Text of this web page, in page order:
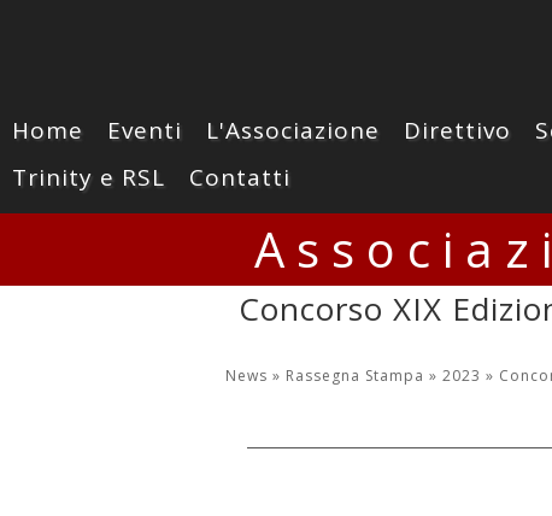
Home Eventi L'Associazione Direttivo
Trinity e RSL
Contatti
Concorso XIX
News » Rassegna Stampa » 2023 »